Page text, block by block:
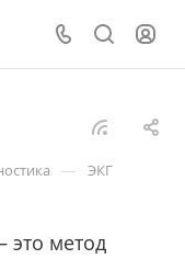
— ЭКГ
это метод